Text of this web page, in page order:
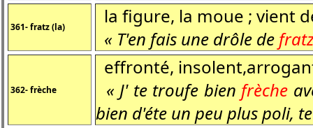
361- fratz (la)
la figure, la moue ; vient
« T'en fais une drôle de
362- frèche
effronté,
« J' te troufe bien frèche
bien d'éte un peu plus poli,